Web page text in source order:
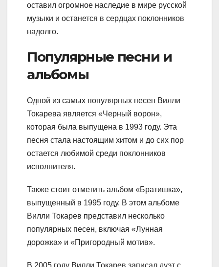
оставил огромное наследие в мире русской
музыки и останется в сердцах поклонников
надолго.
Популярные песни и
альбомы
Одной из самых популярных песен Вилли
Токарева является «Черный ворон»,
которая была выпущена в 1993 году. Эта
песня стала настоящим хитом и до сих пор
остается любимой среди поклонников
исполнителя.
Также стоит отметить альбом «Братишка»,
выпущенный в 1995 году. В этом альбоме
Вилли Токарев представил несколько
популярных песен, включая «Лунная
дорожка» и «Пригородный мотив».
В 2005 году Вилли Токарев записал дуэт с